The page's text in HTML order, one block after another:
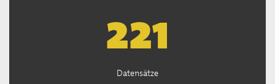
222
Datensätze